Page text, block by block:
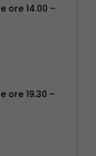
ore 14.00 –
ore 19.30 –